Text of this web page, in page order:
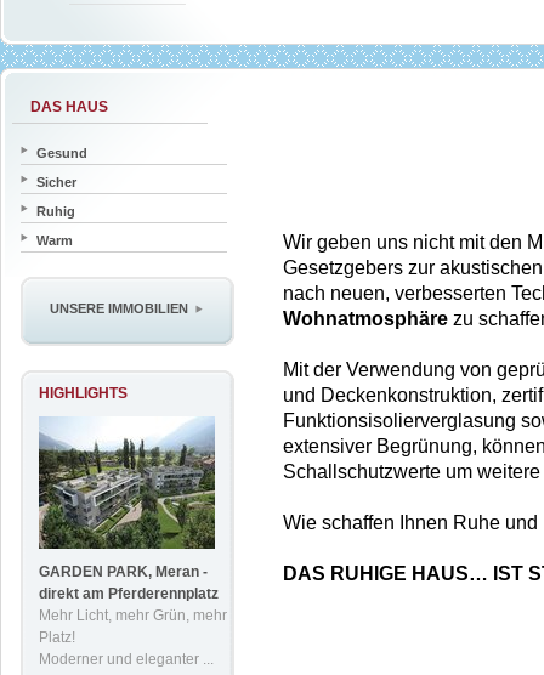
DAS HAUS
Gesund
Sicher
Ruhig
Warm
UNSERE IMMOBILIEN
HIGHLIGHTS
GARDEN PARK, Meran -
direkt am Pferderennplatz
Mehr Licht, mehr Grün, mehr
Platz!
Moderner und eleganter ...
Wir geben uns nicht mit den
Gesetzgebers zur
nach neuen, verbesserten
Wohnatmosphäre zu
Mit der Verwendung von
und Deckenkonstruktion,
Funktionsisolierverglasung
extensiver Begrünung,
Schallschutzwerte um
Wie schaffen Ihnen Ruhe
DAS RUHIGE HAUS… IST